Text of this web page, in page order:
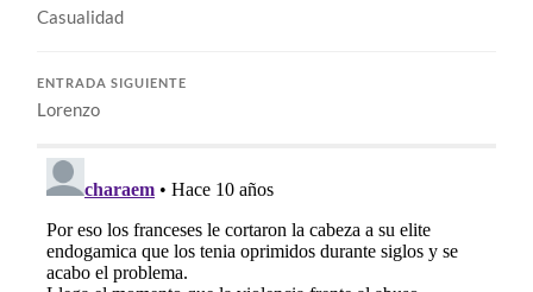
Casualidad
ENTRADA SIGUIENTE
Lorenzo